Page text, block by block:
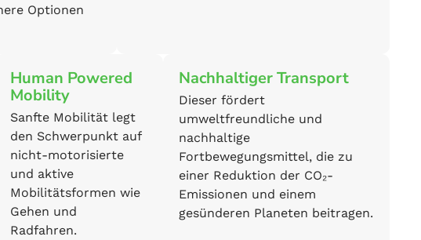
Optionen
Human Powered
Mobility
Sanfte Mobilität legt
den Schwerpunkt auf
nicht-motorisierte
und aktive
Mobilitätsformen wie
Gehen und
Radfahren.
Nachhaltiger Transport
Dieser fördert
umweltfreundliche und
nachhaltige
Fortbewegungsmittel, die zu
einer Reduktion der CO₂-
Emissionen und einem
gesünderen Planeten beitragen.